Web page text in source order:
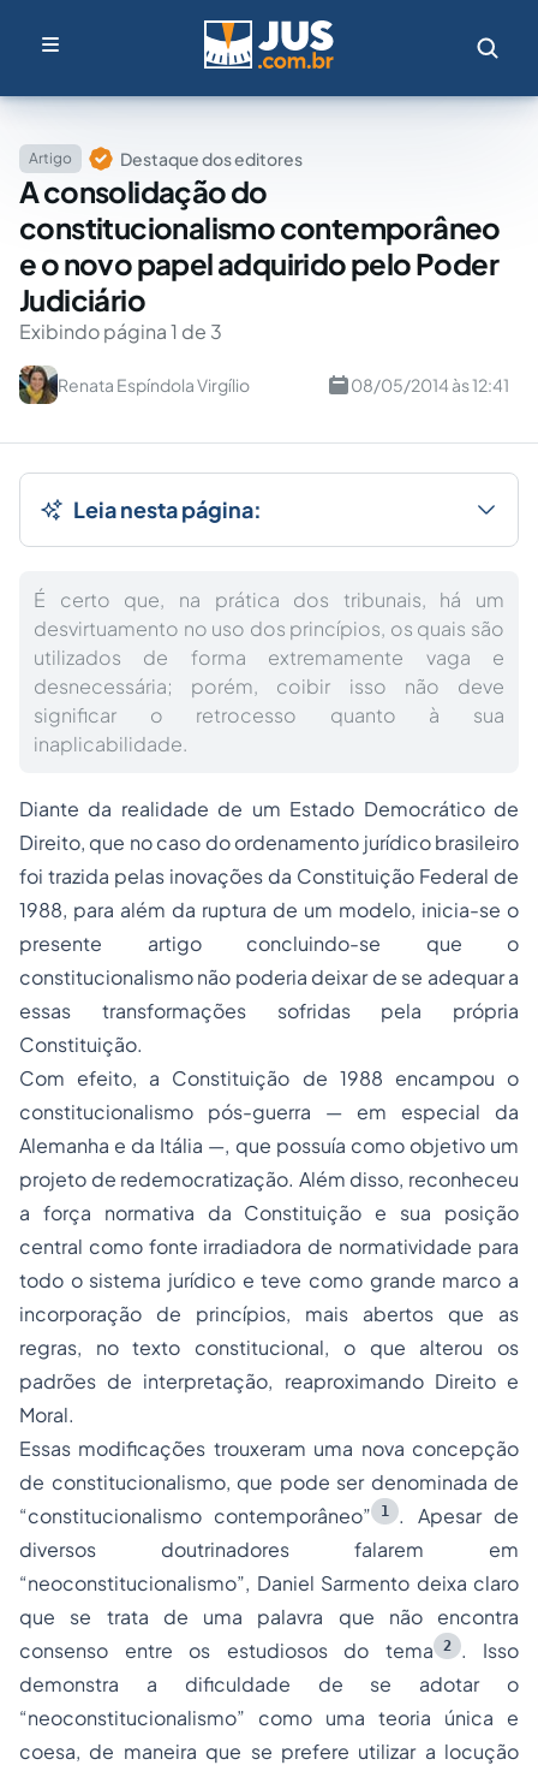
Artigo Destaque dos editores
A consolidação do
constitucionalismo contemporâneo
e o novo papel adquirido pelo Poder
Judiciário
Exibindo página 1 de 3
Renata Espíndola Virgílio 08/05/2014 às 12:41
Leia nesta página:
É certo que, na prática dos tribunais, há um
desvirtuamento no uso dos princípios, os quais são
utilizados de forma extremamente vaga e
desnecessária; porém, coibir isso não deve
significar o retrocesso quanto à sua
inaplicabilidade.
Diante da realidade de um Estado Democrático de
Direito, que no caso do ordenamento jurídico brasileiro
foi trazida pelas inovações da Constituição Federal de
1988, para além da ruptura de um modelo, inicia-se o
presente artigo concluindo-se que o
constitucionalismo não poderia deixar de se adequar a
essas transformações sofridas pela própria
Constituição.
Com efeito, a Constituição de 1988 encampou o
constitucionalismo pós-guerra — em especial da
Alemanha e da Itália —, que possuía como objetivo um
projeto de redemocratização. Além disso, reconheceu
a força normativa da Constituição e sua posição
central como fonte irradiadora de normatividade para
todo o sistema jurídico e teve como grande marco a
incorporação de princípios, mais abertos que as
regras, no texto constitucional, o que alterou os
padrões de interpretação, reaproximando Direito e
Moral.
Essas modificações trouxeram uma nova concepção
de constitucionalismo, que pode ser denominada de
“constitucionalismo contemporâneo”
1
. Apesar de
diversos doutrinadores falarem em
“neoconstitucionalismo”, Daniel Sarmento deixa claro
que se trata de uma palavra que não encontra
consenso entre os estudiosos do tema
2 . Isso
demonstra a dificuldade de se adotar o
“neoconstitucionalismo” como uma teoria única e
coesa, de maneira que se prefere utilizar a locução